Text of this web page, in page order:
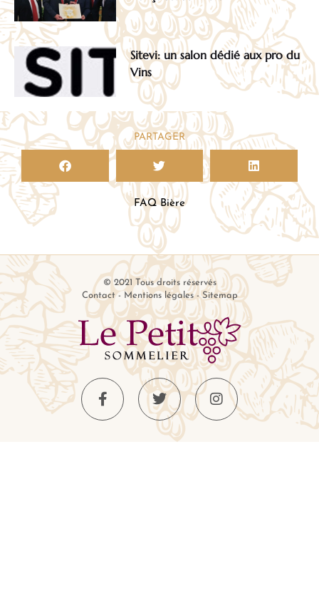
Sitevi: un salon dédié aux pro du
Vins
PARTAGER
FAQ Bière
© 2021 Tous droits réservés
Contact- Mentions légales-Sitemap